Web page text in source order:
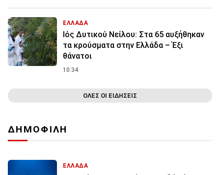
ΕΛΛΑΔΑ
Ιός Δυτικού Νείλου: Στα 65 αυξήθηκαν
τα κρούσματα στην Ελλάδα – Έξι
θάνατοι
10:34
ΟΛΕΣ ΟΙ ΕΙΔΗΣΕΙΣ
ΔΗΜΟΦΙΛΗ
ΕΛΛΑΔΑ